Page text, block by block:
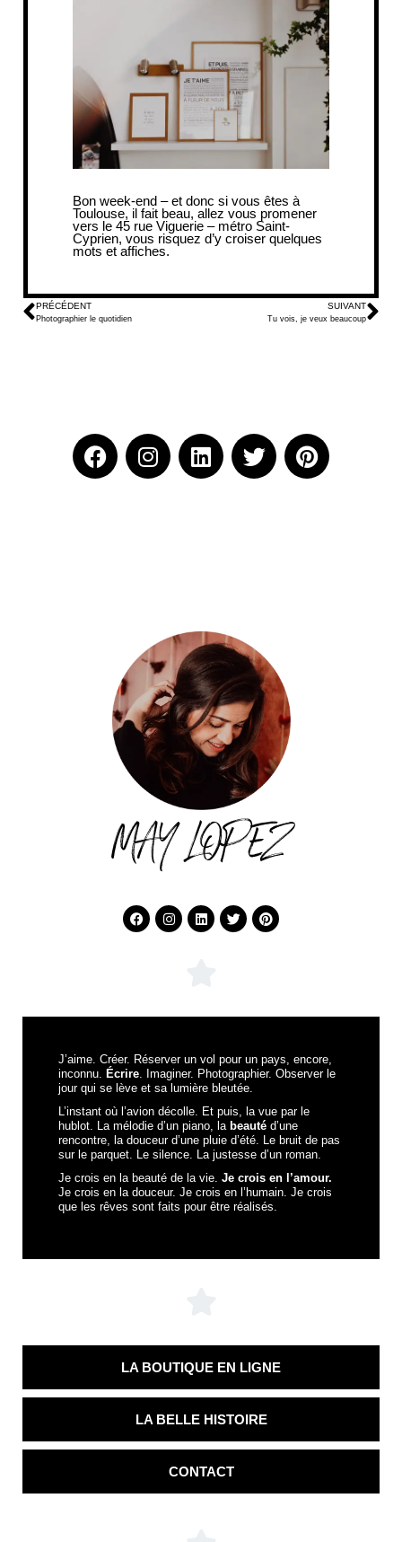
MAY LOPEZ
J’aime. Créer. Réserver un vol pour un pays, encore,
inconnu. Écrire. Imaginer. Photographier. Observer le
jour qui se lève et sa lumière bleutée.
L’instant où l’avion décolle. Et puis, la vue par le
hublot. La mélodie d’un piano, la beauté d’une
rencontre, la douceur d’une pluie d’été. Le bruit de pas
sur le parquet. Le silence. La justesse d’un roman.
Je crois en la beauté de la vie. Je crois en l’amour.
Je crois en la douceur. Je crois en l’humain. Je crois
que les rêves sont faits pour être réalisés.
LA BOUTIQUE EN LIGNE
LA BELLE HISTOIRE
CONTACT
Bon week-end – et donc si vous êtes à
Toulouse, il fait beau, allez vous promener
vers le 45 rue Viguerie – métro Saint-
Cyprien, vous risquez d’y croiser quelques
mots et affiches.
PRÉCÉDENT
Photographier le quotidien
SUIVANT
Tu vois, je veux beaucoup